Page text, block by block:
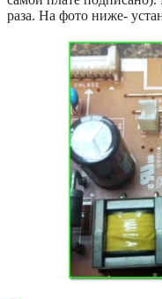
раза. На фото ниже-